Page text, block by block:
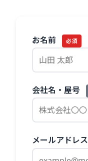
お名前 必須
会社名・屋号
メールアドレス